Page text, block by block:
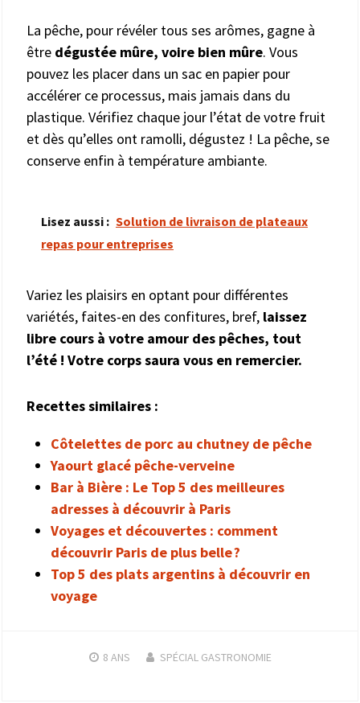
La pêche, pour révéler tous ses arômes, gagne à
être dégustée mûre, voire bien mûre. Vous
pouvez les placer dans un sac en papier pour
accélérer ce processus, mais jamais dans du
plastique. Vérifiez chaque jour l’état de votre fruit
et dès qu’elles ont ramolli, dégustez ! La pêche, se
conserve enfin à température ambiante.
Lisez aussi : Solution de livraison de plateaux
repas pour entreprises
Variez les plaisirs en optant pour différentes
variétés, faites-en des confitures, bref, laissez
libre cours à votre amour des pêches, tout
l’été ! Votre corps saura vous en remercier.
Recettes similaires :
Côtelettes de porc au chutney de pêche
Yaourt glacé pêche-verveine
Bar à Bière : Le Top 5 des meilleures
adresses à découvrir à Paris
Voyages et découvertes : comment
découvrir Paris de plus belle ?
Top 5 des plats argentins à découvrir en
voyage
8 ANS SPÉCIAL GASTRONOMIE